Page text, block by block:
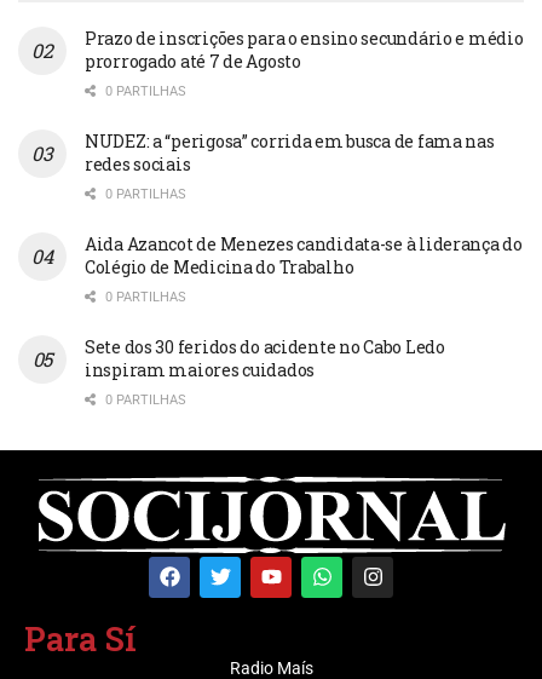
Prazo de inscrições para o ensino secundário e médio
prorrogado até 7 de Agosto
0 PARTILHAS
NUDEZ: a “perigosa” corrida em busca de fama nas
redes sociais
0 PARTILHAS
Aida Azancot de Menezes candidata-se à liderança do
Colégio de Medicina do Trabalho
0 PARTILHAS
Sete dos 30 feridos do acidente no Cabo Ledo
inspiram maiores cuidados
0 PARTILHAS
Para Sí
Radio Maís